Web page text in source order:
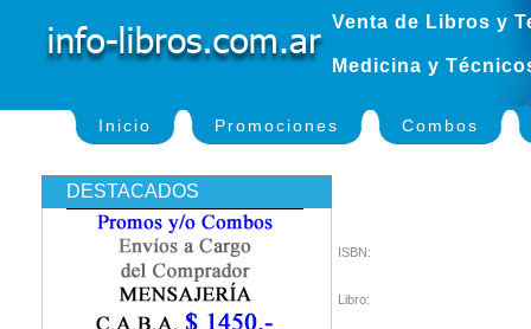
Venta de Libros y
Medicina y
Inicio Promociones Combos
DESTACADOS
ISBN:
Libro: